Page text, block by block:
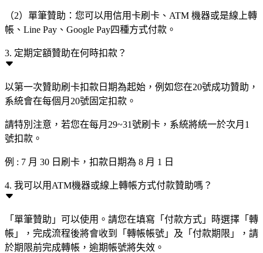
（2）單筆贊助：您可以用信用卡刷卡、ATM 機器或是線上轉
帳、Line Pay、Google Pay四種方式付款。
3. 定期定額贊助在何時扣款？
以第一次贊助刷卡扣款日期為起始，例如您在20號成功贊助，
系統會在每個月20號固定扣款。
請特別注意，若您在每月29~31號刷卡，系統將統一於次月1
號扣款。
例 : 7 月 30 日刷卡，扣款日期為 8 月 1 日
4. 我可以用ATM機器或線上轉帳方式付款贊助嗎？
「單筆贊助」可以使用。請您在填寫「付款方式」時選擇「轉
帳」，完成流程後將會收到「轉帳帳號」及「付款期限」，請
於期限前完成轉帳，逾期帳號將失效。